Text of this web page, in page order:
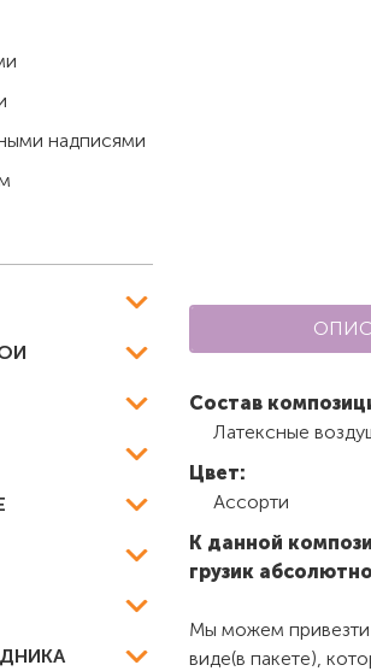
надписями
Состав
Латексные
Цвет:
Ассорти
К данной
грузик
Мы можем привезти
виде(в пакете),